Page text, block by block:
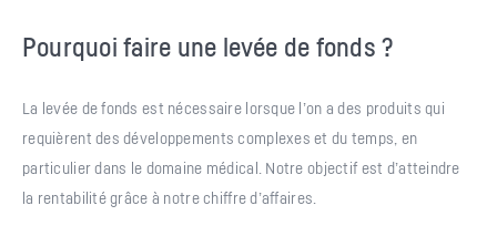
Pourquoi faire une levée de fonds ?
La levée de fonds est nécessaire lorsque l’on a des produits qui
requièrent des développements complexes et du temps, en
particulier dans le domaine médical. Notre objectif est d’atteindre
la rentabilité grâce à notre chiffre d’affaires.